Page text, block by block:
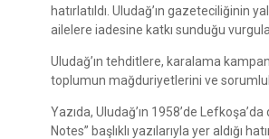
hatırlatıldı. Uludağ’ın gazeteciliğinin
ailelere iadesine katkı sunduğu
Uludağ’ın tehditlere, karalama
toplumun mağduriyetlerini ve
Yazıda, Uludağ’ın 1958’de
Notes” başlıklı yazılarıyla yer aldığı